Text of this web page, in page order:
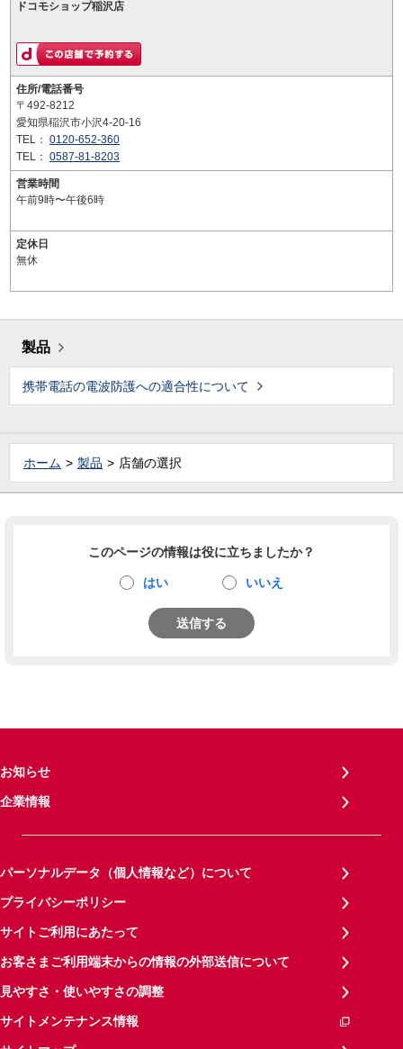
ドコモショップ稲沢店
住所/電話番号
〒492-8212
愛知県稲沢市小沢4-20-16
TEL： 0120-652-360
TEL： 0587-81-8203
営業時間
午前9時〜午後6時
定休日
無休
製品
携帯電話の電波防護への適合性について
ホーム 製品 店舗の選択
このページの情報は役に立ちましたか？
はい いいえ
送信する
お知らせ
企業情報
パーソナルデータ（個人情報など）について
プライバシーポリシー
サイトご利用にあたって
お客さまご利用端末からの情報の外部送信について
見やすさ・使いやすさの調整
サイトメンテナンス情報